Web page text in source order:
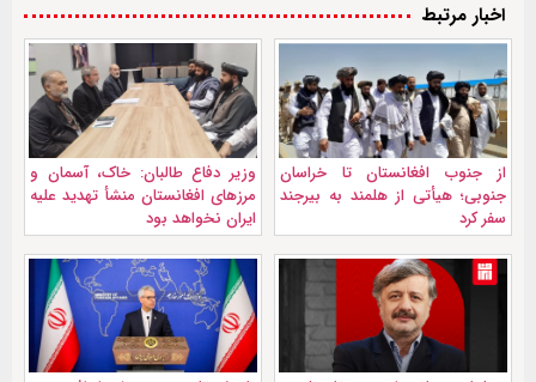
اخبار مرتبط
از جنوب افغانستان تا خراسان
جنوبی؛ هیأتی از هلمند به بیرجند
سفر کرد
وزیر دفاع طالبان: خاک، آسمان و
مرزهای افغانستان منشأ تهدید علیه
ایران نخواهد بود